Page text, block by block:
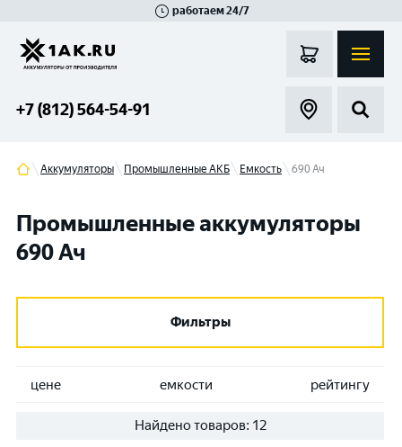
работаем 24/7
+7 (812) 564-54-91
Аккумуляторы Промышленные АКБ Емкость 690 Ач
Промышленные аккумуляторы
690 Ач
Фильтры
цене емкости рейтингу
Найдено товаров: 12
Гатчина